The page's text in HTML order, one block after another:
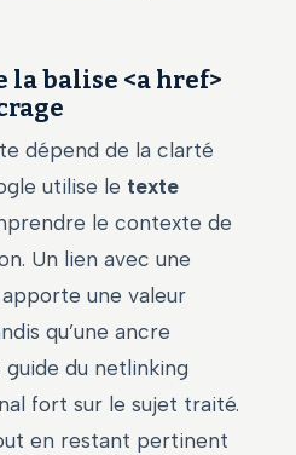
la balise <a href>
dépend de la clarté
utilise le texte
le contexte de
Un lien avec une
une valeur
qu’une ancre
du netlinking
fort sur le sujet traité.
en restant pertinent